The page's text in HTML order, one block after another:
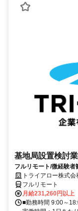
基地局設置検討
フルリモート/微経験
トライアロー株式会
フルリモート
月給231,260円以上
■勤務時間 9:00～